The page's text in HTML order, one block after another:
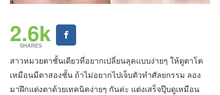
2.6k
SHARES
สาวหมวยตาชั้นเดียวที่อยากเปลี่ยนลุคแบบง่ายๆ ให้ดูตาโต
เหมือนมีตาสองชั้น ถ้าไม่อยากไปเจ็บตัวทำศัลยกรรม ลอง
มาฝึกแต่งตาด้วยเทคนิคง่ายๆ กันค่ะ แต่งเสร็จปุ๊บดูเหมือน